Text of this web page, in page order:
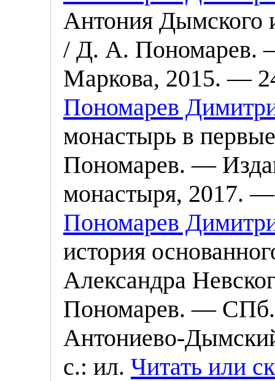
Антония Дымского
/ Д. А. Пономарев.
Маркова, 2015. —
Пономарев
монастырь в
Пономарев. —
монастыря, 2017.
Пономарев
история
Александра
Пономарев. —
Антониево-
с.: ил. Читать или